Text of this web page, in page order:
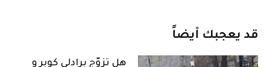
قد يعجبك أيضاً
هل تزوّج برادلي كوبر و